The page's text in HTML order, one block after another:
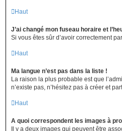
Haut
J’ai changé mon fuseau horaire et
Si vous êtes sûr d’avoir correctement
Haut
Ma langue n’est pas dans la liste !
La raison la plus probable est que
n’existe pas, n’hésitez pas à créer et
Haut
A quoi correspondent les images à
Il y a deux images qui peuvent être